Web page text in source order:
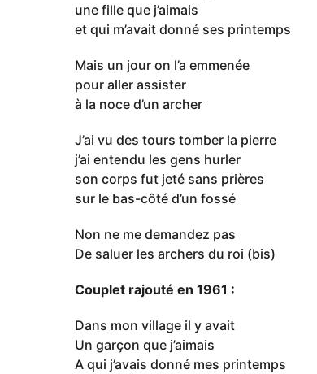
une fille que j’aimais
et qui m’avait donné ses printemps
Mais un jour on l’a emmenée
pour aller assister
à la noce d’un archer
J’ai vu des tours tomber la pierre
j’ai entendu les gens hurler
son corps fut jeté sans prières
sur le bas-côté d’un fossé
Non ne me demandez pas
De saluer les archers du roi (bis)
Couplet rajouté en 1961 :
Dans mon village il y avait
Un garçon que j’aimais
A qui j’avais donné mes printemps